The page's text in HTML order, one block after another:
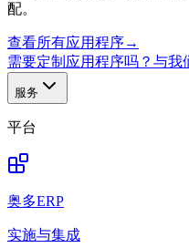
配。
查看所有应用程序→
需要定制应用程序吗？与我
服务
平台
奥多ERP
实施与集成